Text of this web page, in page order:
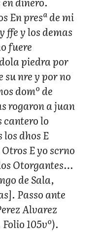
En presª de mi
ffe y los demas
fuere
piedra por
nre y por no
domº de
rogaron a juan
cantero lo
dhos E
E yo scrno
Otorgantes…
de Sala,
Passo ante
Alvarez
105vº).